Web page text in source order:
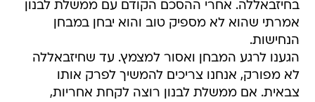
בחיזבאללה. אחרי ההסכם הקודם עם ממשלת לבנון
אמרתי שהוא לא מספיק טוב והוא יבחן במבחן
הנחישות.
הגענו לרגע המבחן ואסור למצמץ. עד שחיזבאללה
לא מפורק, אנחנו צריכים להמשיך לפרק אותו
צבאית. אם ממשלת לבנון רוצה לקחת אחריות,